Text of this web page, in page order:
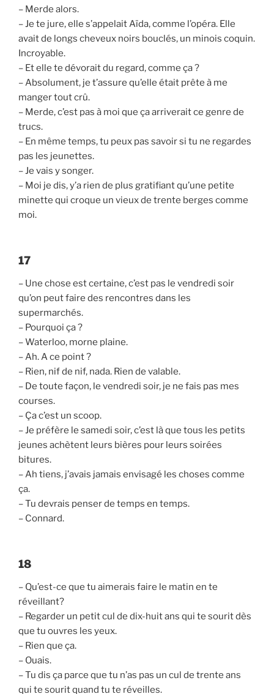
– Merde alors.
– Je te jure, elle s’appelait Aïda, comme l’opéra. Elle
avait de longs cheveux noirs bouclés, un minois coquin.
Incroyable.
– Et elle te dévorait du regard, comme ça ?
– Absolument, je t’assure qu’elle était prête à me
manger tout crû.
– Merde, c’est pas à moi que ça arriverait ce genre de
trucs.
– En même temps, tu peux pas savoir si tu ne regardes
pas les jeunettes.
– Je vais y songer.
– Moi je dis, y’a rien de plus gratifiant qu’une petite
minette qui croque un vieux de trente berges comme
moi.
17
– Une chose est certaine, c’est pas le vendredi soir
qu’on peut faire des rencontres dans les
supermarchés.
– Pourquoi ça ?
– Waterloo, morne plaine.
– Ah. A ce point ?
– Rien, nif de nif, nada. Rien de valable.
– De toute façon, le vendredi soir, je ne fais pas mes
courses.
– Ça c’est un scoop.
– Je préfère le samedi soir, c’est là que tous les petits
jeunes achètent leurs bières pour leurs soirées
bitures.
– Ah tiens, j’avais jamais envisagé les choses comme
ça.
– Tu devrais penser de temps en temps.
– Connard.
18
– Qu’est-ce que tu aimerais faire le matin en te
réveillant?
– Regarder un petit cul de dix-huit ans qui te sourit dès
que tu ouvres les yeux.
– Rien que ça.
– Ouais.
– Tu dis ça parce que tu n’as pas un cul de trente ans
qui te sourit quand tu te réveilles.